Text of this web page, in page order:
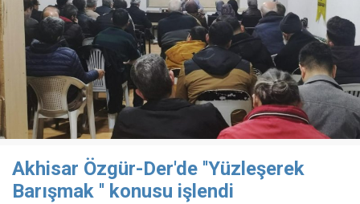
Akhisar Özgür-Der'de ''Yüzleşerek
Barışmak '' konusu işlendi